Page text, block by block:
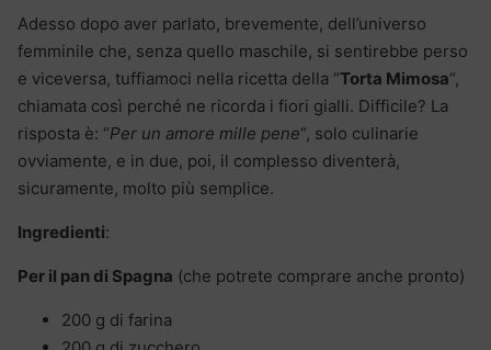
Adesso dopo aver parlato, brevemente, dell’universo
femminile che, senza quello maschile, si sentirebbe perso
e viceversa, tuffiamoci nella ricetta della “Torta Mimosa“,
chiamata così perché ne ricorda i fiori gialli. Difficile? La
risposta è: “Per un amore mille pene“, solo culinarie
ovviamente, e in due, poi, il complesso diventerà,
sicuramente, molto più semplice.
Ingredienti:
Per il pan di Spagna (che potrete comprare anche pronto)
200 g di farina